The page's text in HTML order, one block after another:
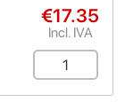
€17.35
Incl. IVA